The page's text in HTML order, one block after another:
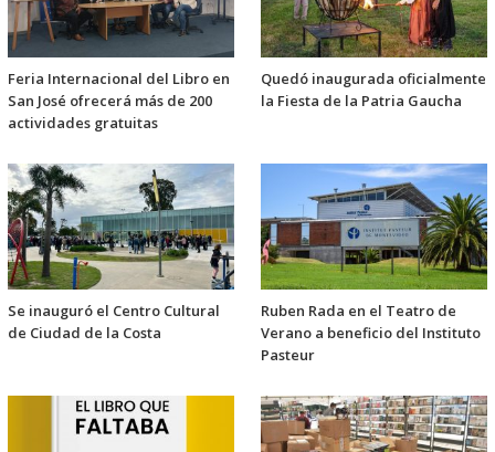
Feria Internacional del Libro en
San José ofrecerá más de 200
actividades gratuitas
Quedó inaugurada oficialmente
la Fiesta de la Patria Gaucha
Se inauguró el Centro Cultural
de Ciudad de la Costa
Ruben Rada en el Teatro de
Verano a beneficio del Instituto
Pasteur